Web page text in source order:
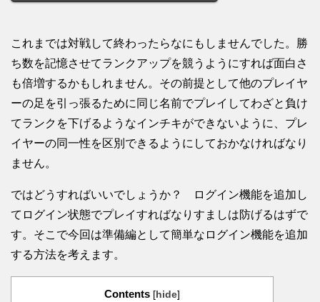
これまでは対戦して終わったらなにもしませんでした。勝
ち数を記憶させてランクアップを競うようにすれば面白さ
も倍増するかもしれません。その前提として他のプレイヤ
ーの足を引っ張るために同じ名前でプレイしてわざと負け
てランクを下げるようなインチキができないように、プレ
イヤーの同一性を区別できるようにしておかなければなり
ません。
ではどうすればいいでしょうか？ ログイン機能を追加し
てログイン状態でプレイすればなりすましは防げるはずで
す。そこで今回は準備編として簡単なログイン機能を追加
する方法を考えます。
Contents [ hide]